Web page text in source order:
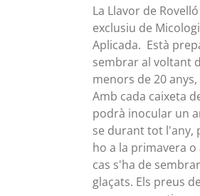
a
La Llavor de
exclusiu de
Aplicada. Està
sembrar al voltant
menors de 20
Amb cada caixeta
podrà inocular un
se durant tot l'any,
ho a la primavera
cas s'ha de
glaçats. Els preus